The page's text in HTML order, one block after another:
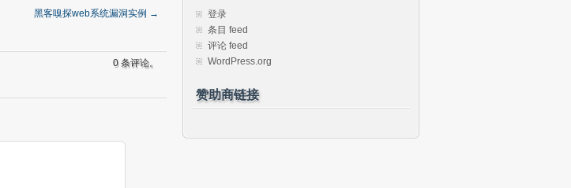
黑客嗅探web系统漏洞实例 →
0 条评论。
登录
条目 feed
评论 feed
WordPress.org
赞助商链接